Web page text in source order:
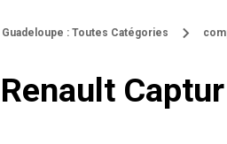
: Toutes Catégories